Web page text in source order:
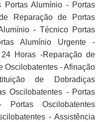
Portas Alumínio - Portas
Reparação de Portas
- Técnico Portas
Alumínio Urgente -
Horas -Reparação de
Oscilobatentes - Afinação
de Dobradiças
Oscilobatentes - Portas
Oscilobatentes
- Assistência